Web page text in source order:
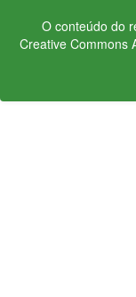
O conteúdo do
Creative Commons